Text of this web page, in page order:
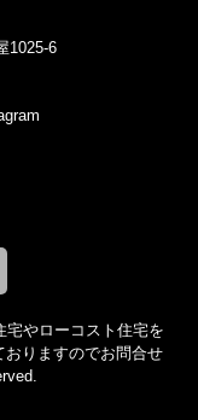
1025-6
宅やローコスト住宅を
りますのでお問合せ